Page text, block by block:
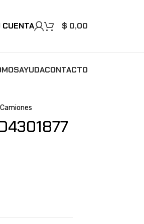
CUENTA $ 0,00
AYUDACONTACTO
Camiones